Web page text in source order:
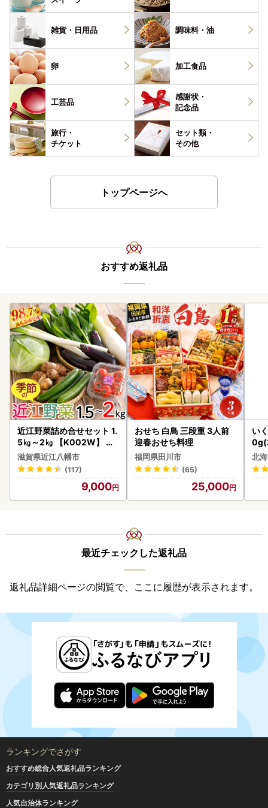
雑貨・ 日用品 調味料・ 油
卵 加工食品
工芸品
感謝状・
記念品
旅行・
チケット
セット類・
その他
トップページへ
おすすめ返礼品
近江野菜詰め合せセット 1.
5㎏～2㎏ 【K002W】 野
菜 旬 新鮮
滋賀県近江八幡市
(117)
9,000
おせち 白鳥 三段重 3人前
迎春おせち料理
福岡県田川市
(65)
25,000
い
2-
北
最近チェックした返礼品
返礼品詳細ページの閲覧で、ここに履歴が表示されます。
ランキングでさがす
おすすめ総合人気返礼品ランキング
カテゴリ別人気返礼品ランキング
人気自治体ランキング